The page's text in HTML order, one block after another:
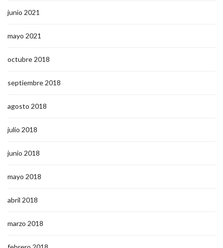
junio 2021
mayo 2021
octubre 2018
septiembre 2018
agosto 2018
julio 2018
junio 2018
mayo 2018
abril 2018
marzo 2018